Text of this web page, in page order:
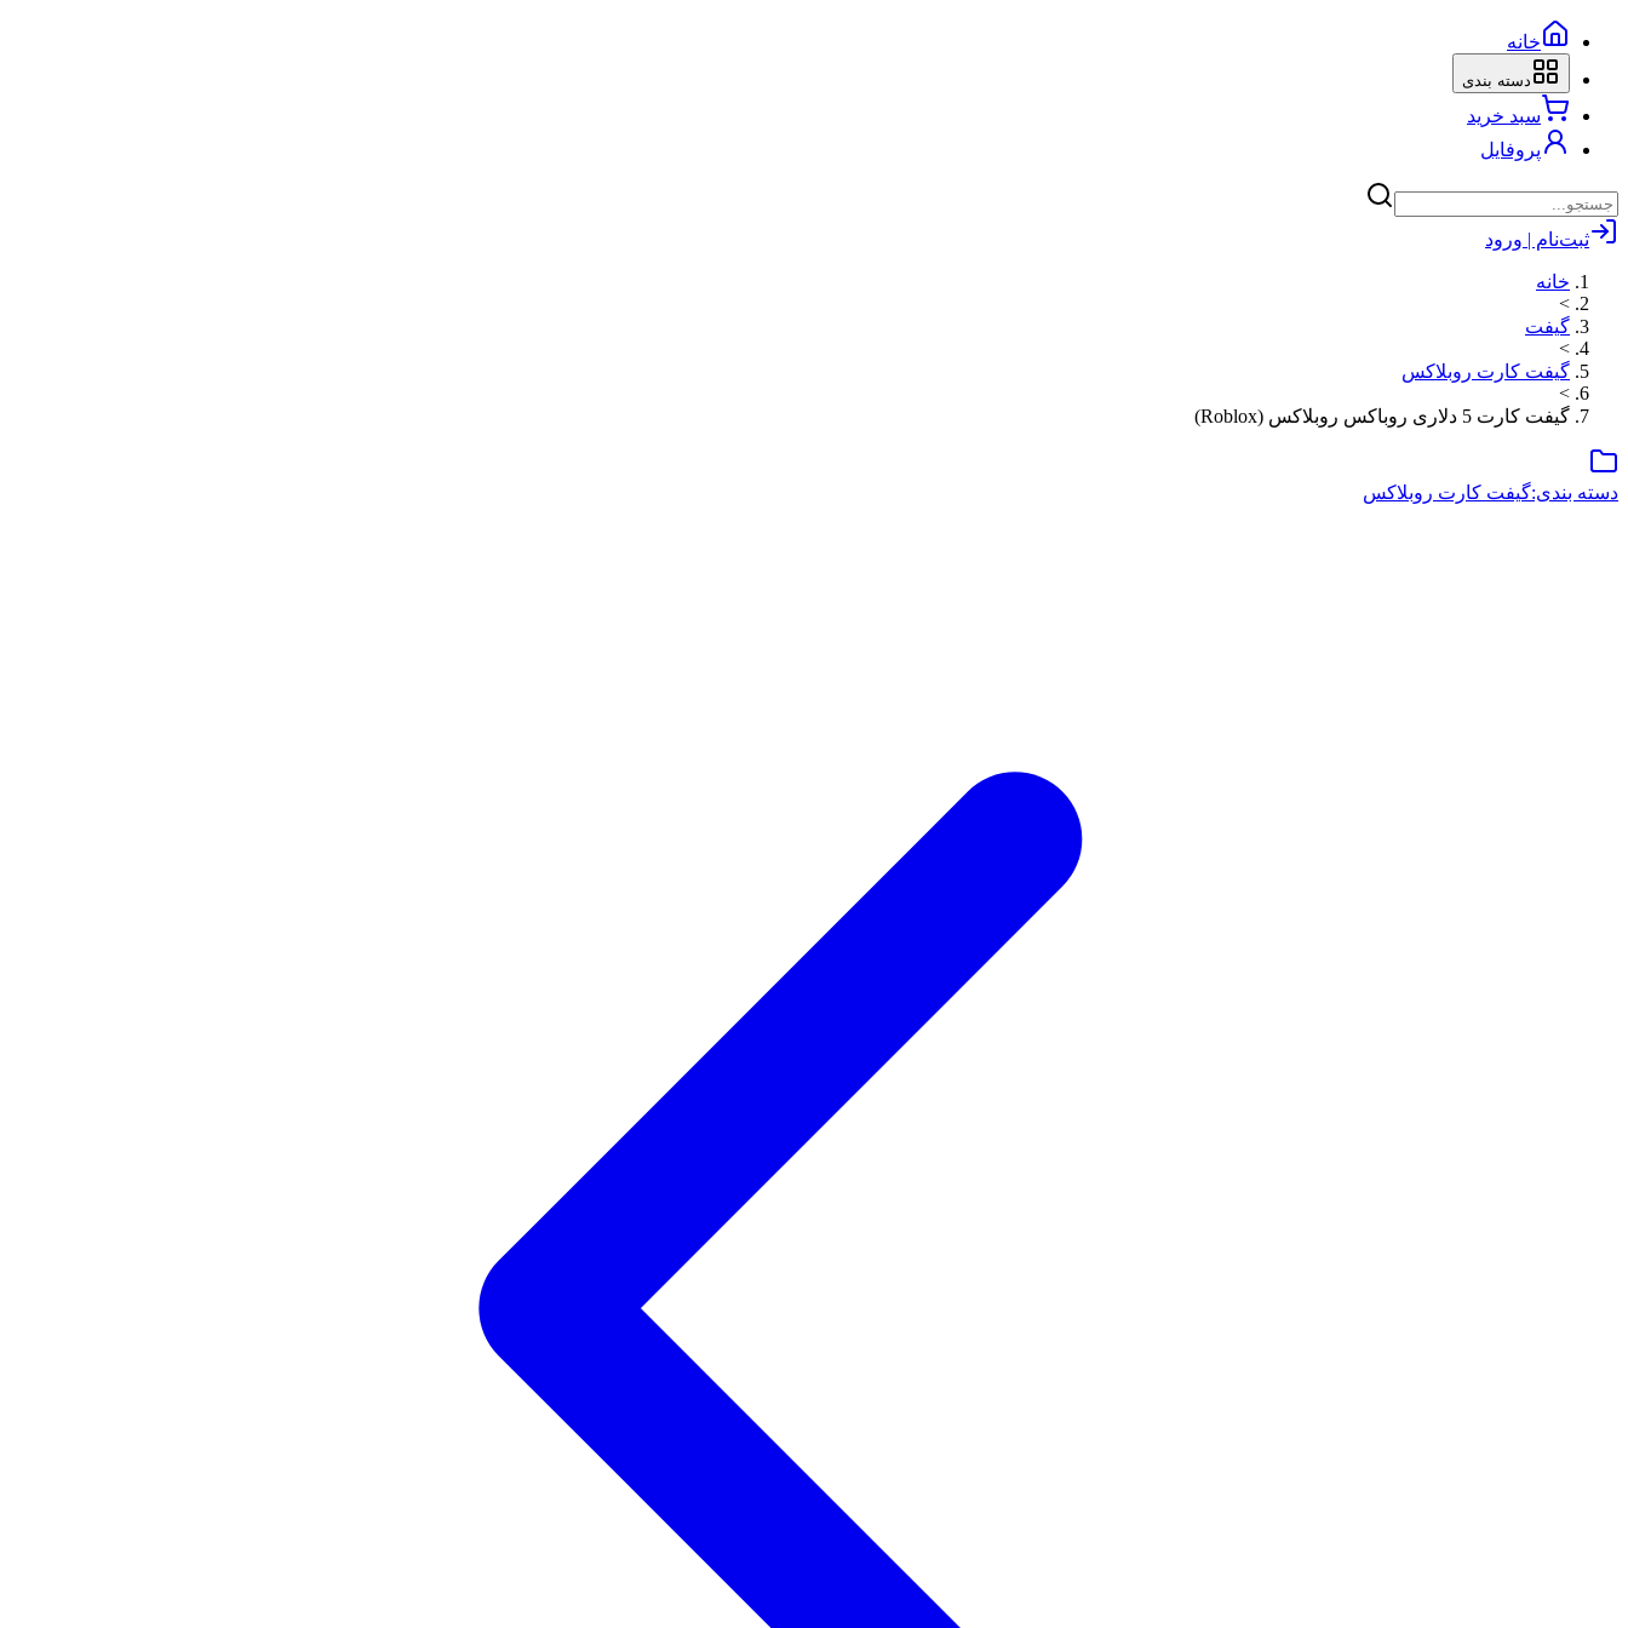
خانه
دسته بندی
سبد خرید
پروفایل
ثبت‌نام | ورود
خانه
>
گیفت
>
گیفت کارت روبلاکس
>
گیفت کارت 5 دلاری روباکس روبلاکس (Roblox)
دسته بندی:گیفت کارت روبلاکس